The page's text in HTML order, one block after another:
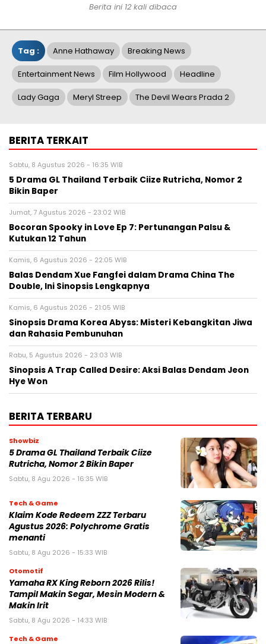
Berita ini 12 kali dibaca
Tag : Anne Hathaway Breaking News
Entertainment News Film Hollywood Headline
Lady Gaga Meryl Streep The Devil Wears Prada 2
BERITA TERKAIT
Sabtu, 8 Agustus 2026 - 16:35 WIB
5 Drama GL Thailand Terbaik Ciize Rutricha, Nomor 2
Bikin Baper
Jumat, 7 Agustus 2026 - 23:02 WIB
Bocoran Spooky in Love Ep 7: Pertunangan Palsu &
Kutukan 12 Tahun
Kamis, 6 Agustus 2026 - 22:05 WIB
Balas Dendam Xue Fangfei dalam Drama China The
Double, Ini Sinopsis Lengkapnya
Kamis, 6 Agustus 2026 - 21:05 WIB
Sinopsis Drama Korea Abyss: Misteri Kebangkitan Jiwa
dan Rahasia Pembunuhan
Rabu, 5 Agustus 2026 - 23:03 WIB
Sinopsis A Trap Called Desire: Aksi Balas Dendam Jeon
Hye Won
BERITA TERBARU
Showbiz
5 Drama GL Thailand Terbaik Ciize
Rutricha, Nomor 2 Bikin Baper
Sabtu, 8 Agu 2026 - 16:35 WIB
Tech & Game
Klaim Kode Redeem ZZZ Terbaru
Agustus 2026: Polychrome Gratis
menanti
Sabtu, 8 Agu 2026 - 15:33 WIB
Otomotif
Yamaha RX King Reborn 2026 Rilis!
Tampil Makin Segar, Mesin Modern &
Makin Irit
Sabtu, 8 Agu 2026 - 14:33 WIB
Tech & Game